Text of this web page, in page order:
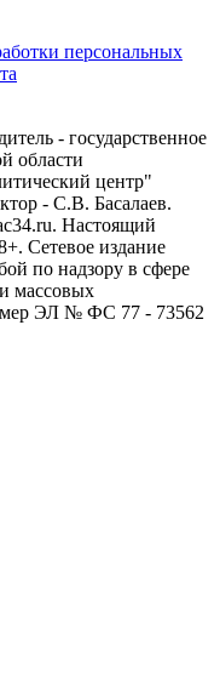
персональных
- государственное
области
центр"
- С.В. Басалаев.
Настоящий
Сетевое издание
по надзору в сфере
массовых
ЭЛ № ФС 77 - 73562